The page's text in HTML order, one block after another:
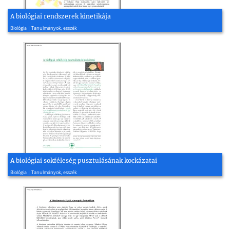
A biológiai rendszerek kinetikája
Biológia | Tanulmányok, esszék
2014, 66 oldal
A biológiai sokféleség pusztulásának kockázatai
Biológia | Tanulmányok, esszék
2016, 13 oldal